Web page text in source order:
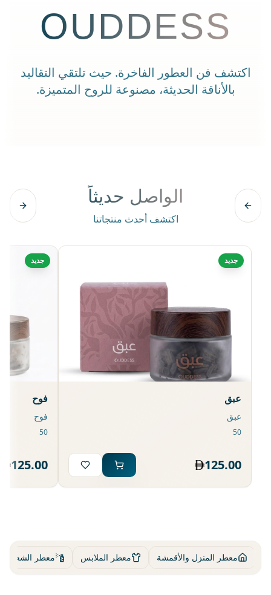
OUDDESS
اكتشف فن العطور الفاخرة. حيث تلتقي التقاليد
بالأناقة الحديثة، مصنوعة للروح المتميزة.
الواصل حديثاً
اكتشف أحدث منتجاتنا
جديد
عبق
عبق
125.00
جديد
فوح
فوح
125.00
معطر المنزل والأقمشة معطر الملابس معطر الشعر